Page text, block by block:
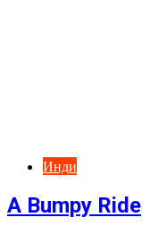
Инди
A Bumpy Ride